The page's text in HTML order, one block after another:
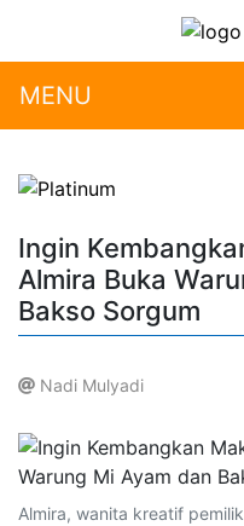
MENU
Ingin
Almira Buka
Bakso Sorgum
Nadi Mulyadi
Almira, wanita kreatif